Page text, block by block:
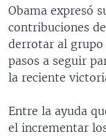
Obama expresó
contribuciones
derrotar al grupo
pasos a seguir
la reciente
Entre la ayuda
el incrementar